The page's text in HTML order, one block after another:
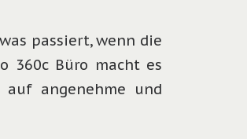
passiert, wenn die
360c Büro macht es
angenehme und